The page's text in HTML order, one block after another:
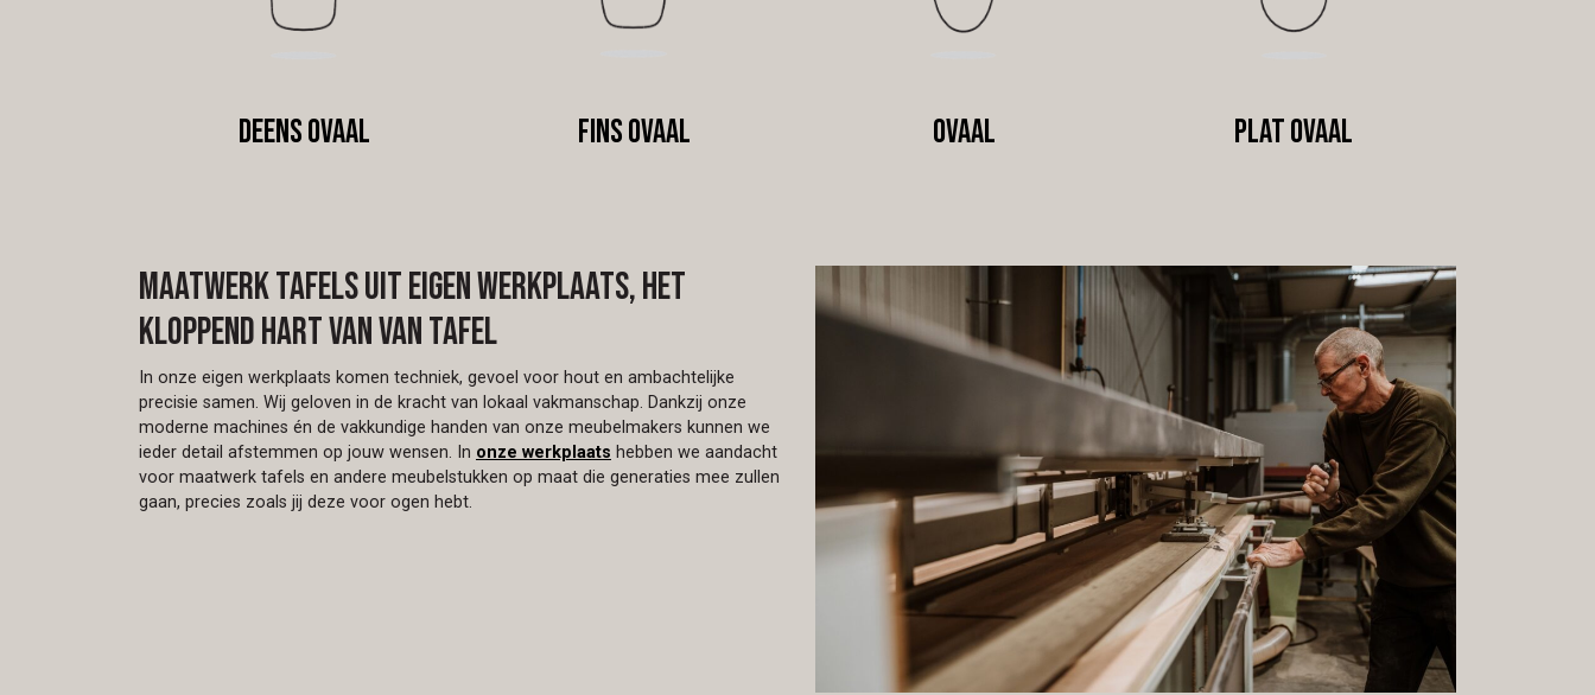
Deens ovaal Fins ovaal Ovaal Plat ovaal
Maatwerk tafels uit eigen werkplaats, het
kloppend hart van Van Tafel
In onze eigen werkplaats komen techniek, gevoel voor hout en ambachtelijke
precisie samen. Wij geloven in de kracht van lokaal vakmanschap. Dankzij onze
moderne machines én de vakkundige handen van onze meubelmakers kunnen we
ieder detail afstemmen op jouw wensen. In onze werkplaats hebben we aandacht
voor maatwerk tafels en andere meubelstukken op maat die generaties mee zullen
gaan, precies zoals jij deze voor ogen hebt.